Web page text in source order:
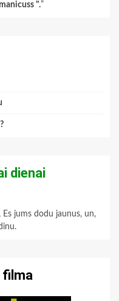
".”
dienai
jums dodu jaunus, un,
filma